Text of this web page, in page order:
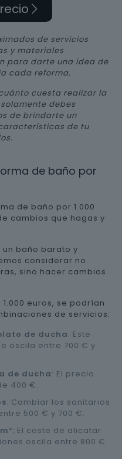
de servicios
y materiales
para darte una idea de
cada reforma.
cuesta realizar la
debes
de brindarte un
de tu
de baño por
de baño por 1.000
cambios que hagas y
baño barato y
considerar no
sino hacer cambios
euros, se podrían
de servicios:
de ducha: Este
oscila entre 700 € y
de ducha: El precio
400 €.
: Cambiar los sanitarios
500 € y 700 €.
El coste de alicatar
oscila entre 800 €